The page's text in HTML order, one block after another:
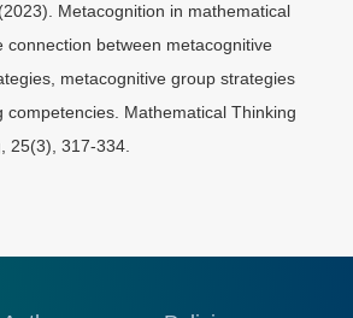
Metacognition in mathematical
connection between metacognitive
metacognitive group strategies
competencies. Mathematical Thinking
25(3), 317-334.